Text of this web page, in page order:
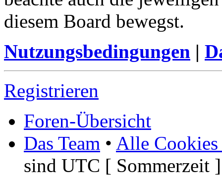
diesem Board bewegst.
Nutzungsbedingungen |
Registrieren
Foren-Übersicht
Das Team • Alle Cookies
sind UTC [ Sommerzeit ]